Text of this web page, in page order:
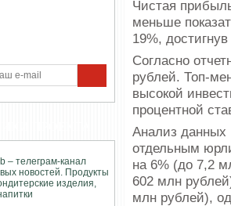
Чистая
меньше
19%,
Согласно
рублей. Топ-
высокой
процентной
Анализ данных
отдельным
на 6% (до 7,2
602 млн
млн рублей),